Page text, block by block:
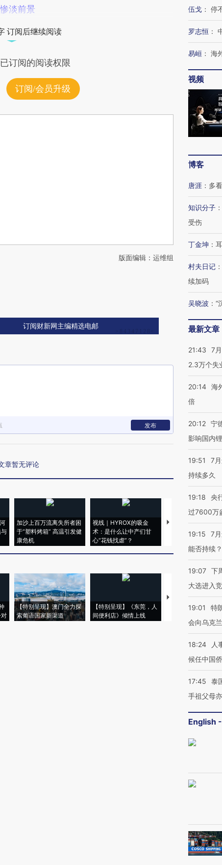
淡前景
订阅后继续阅读
订阅的阅读权限
订阅/会员升级
版面编辑：运维组
订阅财新网主编精选电邮
发布
章暂无评论
加沙上百万流离失所者困
于“塑料烤箱” 高温引发健
康危机
视线｜HYROX的吸金
术：是什么让中产们甘
心“花钱找虐”？
马航飞行员跨国走
粒摇头丸 尿检体内
对
【特别呈现】澳门全力探
索葡语国家新渠道
【特别呈现】《东莞，人
间便利店》倾情上线
【推广】走进第四
会，让数智科技“链
伍戈 ： 停
罗志恒 ：
易峘 ： 海
视频
博客
唐涯 ： 多
知识分子 ：
受伤
丁金坤 ：
村夫日记 ：
续加码
吴晓波 ： “
最新文章
21:43
7
2.3万个失
20:14 海
倍
20:12 宁
影响国内
19:51
7
持续多久
19:18
央
过7600万
19:15
7
能否持续？
19:07 下
大选进入
19:01
特
会向乌克
18:24
人
候任中国
17:45
泰
手祖父母
English